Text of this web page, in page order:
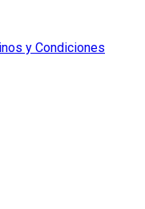
y Condiciones